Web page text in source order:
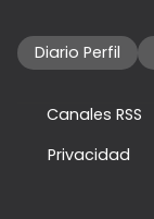
Diario Perfil
Canales RSS
Privacidad